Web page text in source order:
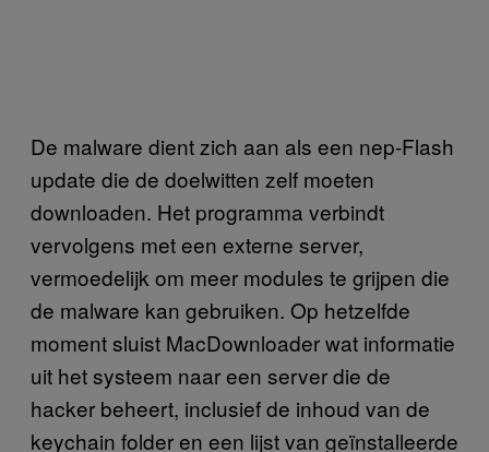
De malware dient zich aan als een nep-Flash
update die de doelwitten zelf moeten
downloaden. Het programma verbindt
vervolgens met een externe server,
vermoedelijk om meer modules te grijpen die
de malware kan gebruiken. Op hetzelfde
moment sluist MacDownloader wat informatie
uit het systeem naar een server die de
hacker beheert, inclusief de inhoud van de
keychain folder en een lijst van geïnstalleerde